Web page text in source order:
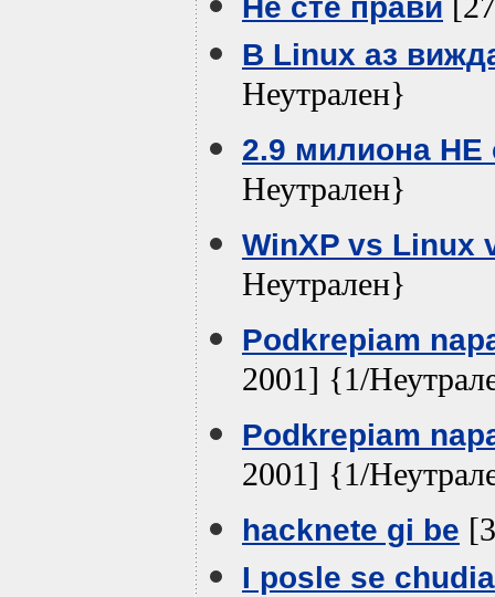
Не сте прави
В Linux аз
Неутрален}
2.9 милиона НЕ
Неутрален}
WinXP vs Linux
Неутрален}
Podkrepiam
2001] {1/
Podkrepiam
2001] {1/
hacknete gi be
I posle se